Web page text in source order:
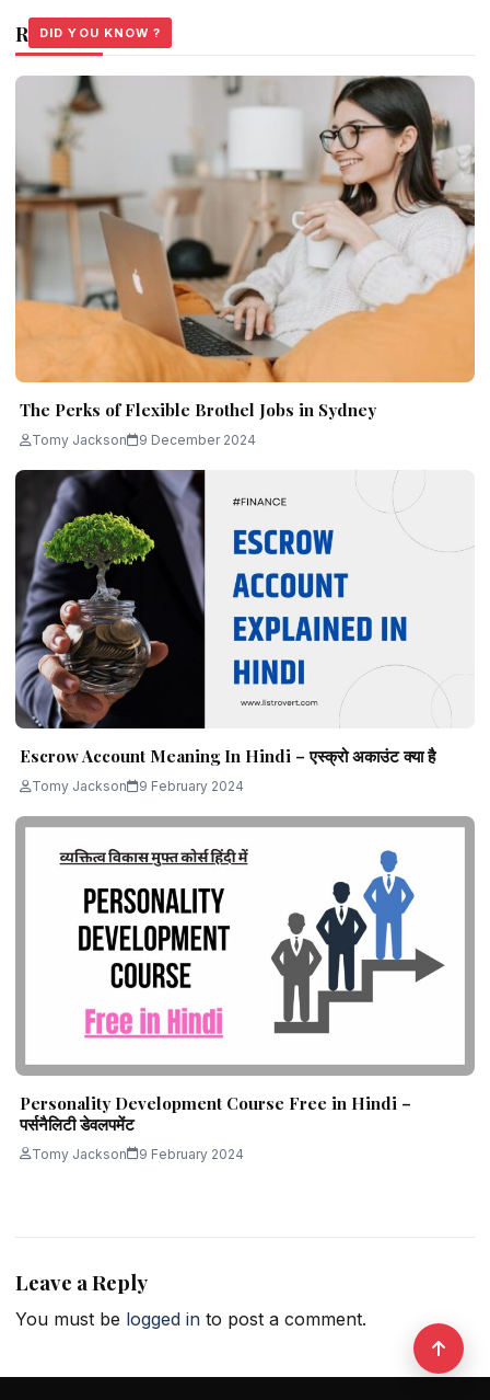
Related Stories
DID YOU KNOW ?
The Perks of Flexible Brothel Jobs in Sydney
Tomy Jackson 9 December 2024
DID YOU KNOW ?
Escrow Account Meaning In Hindi – एस्क्रो अकाउंट क्या है
Tomy Jackson 9 February 2024
DID YOU KNOW ?
Personality Development Course Free in Hindi –
पर्सनैलिटी डेवलपमेंट
Tomy Jackson 9 February 2024
Leave a Reply
You must be logged in to post a comment.